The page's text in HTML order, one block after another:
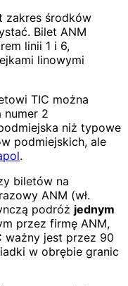
zakres środków
Bilet ANM
linii 1 i 6,
linowymi
TIC można
2
niż typowe
podmiejskich, ale
.
biletów na
ANM (wł.
podróż jednym
przez firmę ANM,
ważny jest przez 90
w obrębie granic